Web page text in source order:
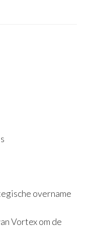
overname
Vortex om de